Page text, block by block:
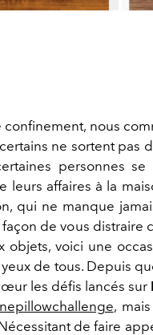
nous
ne sortent pas
personnes
leurs affaires à la
qui ne manque
de vous distraire
objets, voici une
de tous. Depuis
les défis lancés sur
,
de faire